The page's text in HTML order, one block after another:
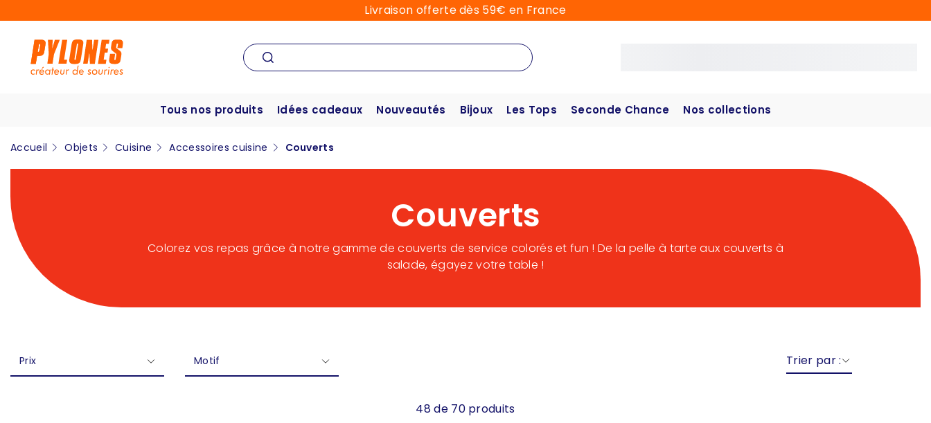
Livraison offerte dès 59€ en France
Tous nos produits Idées cadeaux Nouveautés Bijoux Les Tops Seconde Chance Nos collections
Accueil Objets Cuisine Accessoires cuisine Couverts
Couverts
Colorez vos repas grâce à notre gamme de couverts de service colorés et fun ! De la pelle à tarte aux couverts à
salade, égayez votre table !
Prix Motif Trier par :
48 de 70 produits